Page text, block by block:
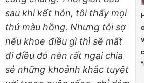
sau khi kết hôn, tôi thấy mọi
thứ màu hồng. Nhưng tôi sợ
nếu khoe điều gì thì sẽ mất
đi điều đó nên rất ngại chia
sẻ những khoảnh khắc tuyệt